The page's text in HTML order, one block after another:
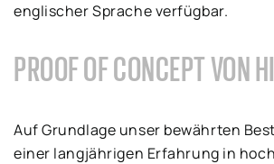
englischer Sprache verfügbar.
PROOF OF CONCEPT VON
Auf Grundlage unser bewährten
einer langjährigen Erfahrung in